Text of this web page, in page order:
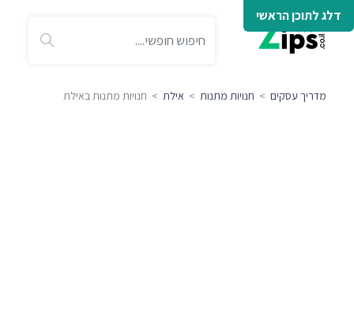
דלג לתוכן הראשי
מדריך עסקים > חנויות מתנות > אילת > חנויות מתנות באילת